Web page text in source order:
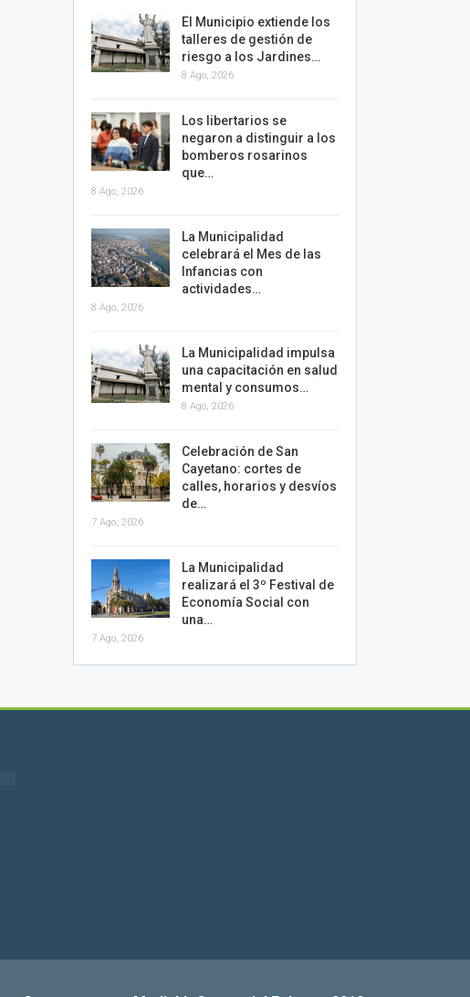
El Municipio extiende los
talleres de gestión de
riesgo a los Jardines…
8 Ago, 2026
Los libertarios se
negaron a distinguir a los
bomberos rosarinos
que…
8 Ago, 2026
La Municipalidad
celebrará el Mes de las
Infancias con
actividades…
8 Ago, 2026
La Municipalidad impulsa
una capacitación en salud
mental y consumos…
8 Ago, 2026
Celebración de San
Cayetano: cortes de
calles, horarios y desvíos
de…
7 Ago, 2026
La Municipalidad
realizará el 3º Festival de
Economía Social con
una…
7 Ago, 2026